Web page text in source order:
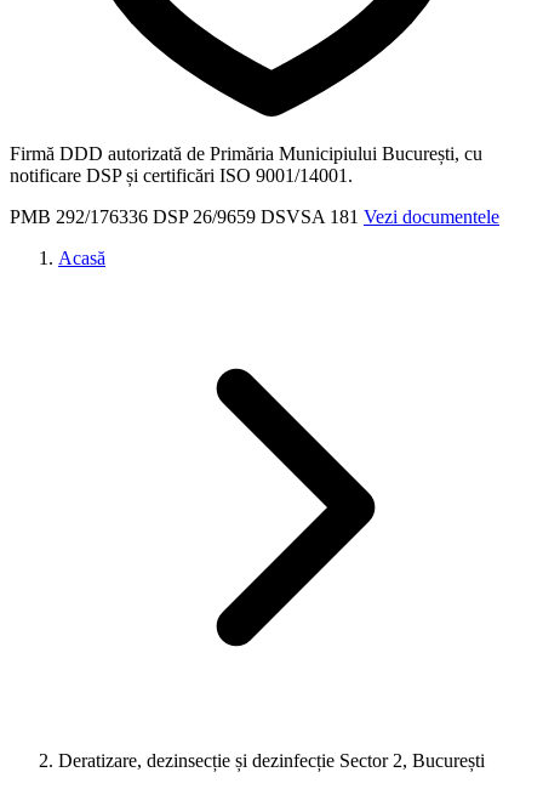
Firmă DDD autorizată de Primăria Municipiului București, cu
notificare DSP și certificări ISO 9001/14001.
PMB 292/176336 DSP 26/9659 DSVSA 181 Vezi documentele
Acasă
Deratizare, dezinsecție și dezinfecție Sector 2, București